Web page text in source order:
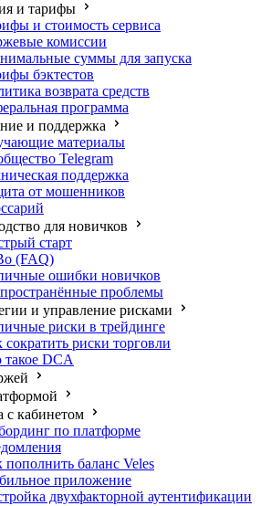
и тарифы
и стоимость сервиса
комиссии
суммы для запуска
бэктестов
возврата средств
программа
и поддержка
материалы
Telegram
поддержка
от мошенников
для новичков
старт
(FAQ)
ошибки новичков
проблемы
и управление рисками
риски в трейдинге
сократить риски торговли
такое DCA
с кабинетом
по платформе
пополнить баланс Veles
приложение
двухфакторной аутентификации